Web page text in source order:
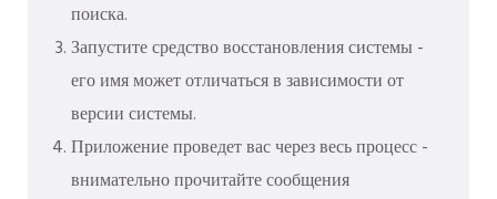
поиска.
Запустите средство восстановления системы -
его имя может отличаться в зависимости от
версии системы.
Приложение проведет вас через весь процесс -
внимательно прочитайте сообщения